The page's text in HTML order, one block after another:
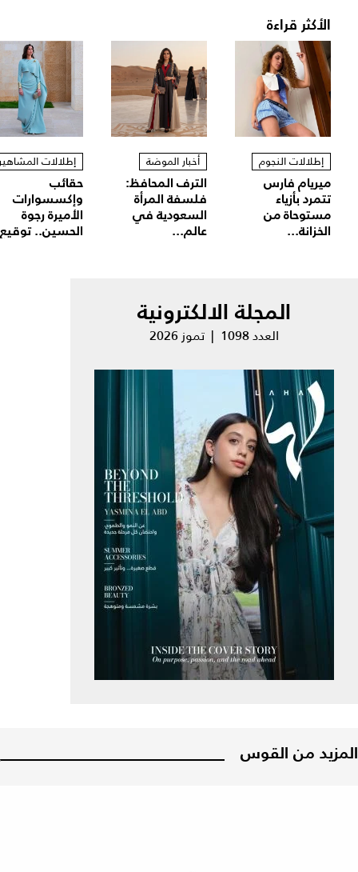
الأكثر قراءة
إطلالات النجوم
ميريام فارس
تتمرد بأزياء
مستوحاة من
الخزانة...
أخبار الموضة
الترف المحافظ:
فلسفة المرأة
السعودية في
عالم...
إطلالات
حقائب
وإكسسوارات
الأميرة رجوة
الحسين..
المجلة الالكترونية
العدد 1098 | تموز 2026
المزيد من القوس